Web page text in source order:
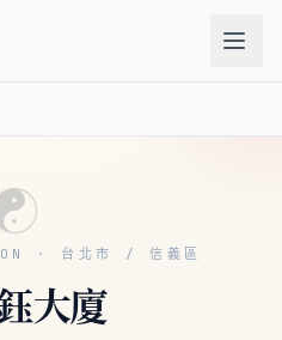
· 台北市 / 信義區
大廈